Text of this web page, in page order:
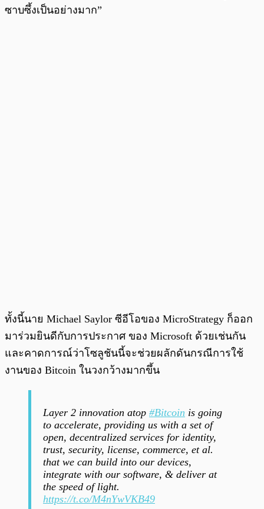
ซาบซึ้งเป็นอย่างมาก”
ทั้งนี้นาย Michael Saylor ซีอีโอของ MicroStrategy ก็ออก
มาร่วมยินดีกับการประกาศ ของ Microsoft ด้วยเช่นกัน
และคาดการณ์ว่าโซลูชันนี้จะช่วยผลักดันกรณีการใช้
งานของ Bitcoin ในวงกว้างมากขึ้น
Layer 2 innovation atop #Bitcoin is going
to accelerate, providing us with a set of
open, decentralized services for identity,
trust, security, license, commerce, et al.
that we can build into our devices,
integrate with our software, & deliver at
the speed of light.
https://t.co/M4nYwVKB49